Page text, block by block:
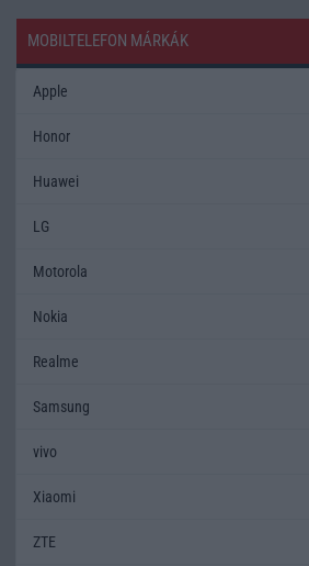
MOBILTELEFON MÁRKÁK
Apple
Honor
Huawei
LG
Motorola
Nokia
Realme
Samsung
vivo
Xiaomi
ZTE